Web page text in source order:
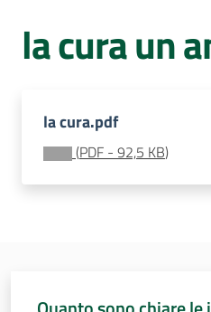
Notizie
Assemblea
la cura un
la cura.pdf
(PDF - 92,5 KB)